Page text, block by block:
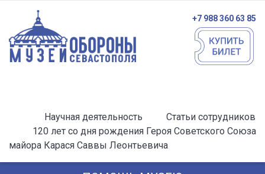
+7 988 360 63 85
Научная деятельность
Статьи сотрудников
120 лет со дня рождения Героя Советского Союза
майора Карася Саввы Леонтьевича